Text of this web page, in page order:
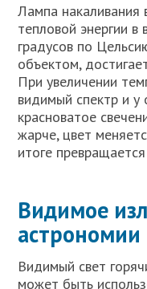
Лампа накаливания
тепловой энергии
градусов по
объектом,
При увеличении
видимый спектр и у
красноватое
жарче, цвет
итоге
Видимое
астрономии
Видимый свет
может быть